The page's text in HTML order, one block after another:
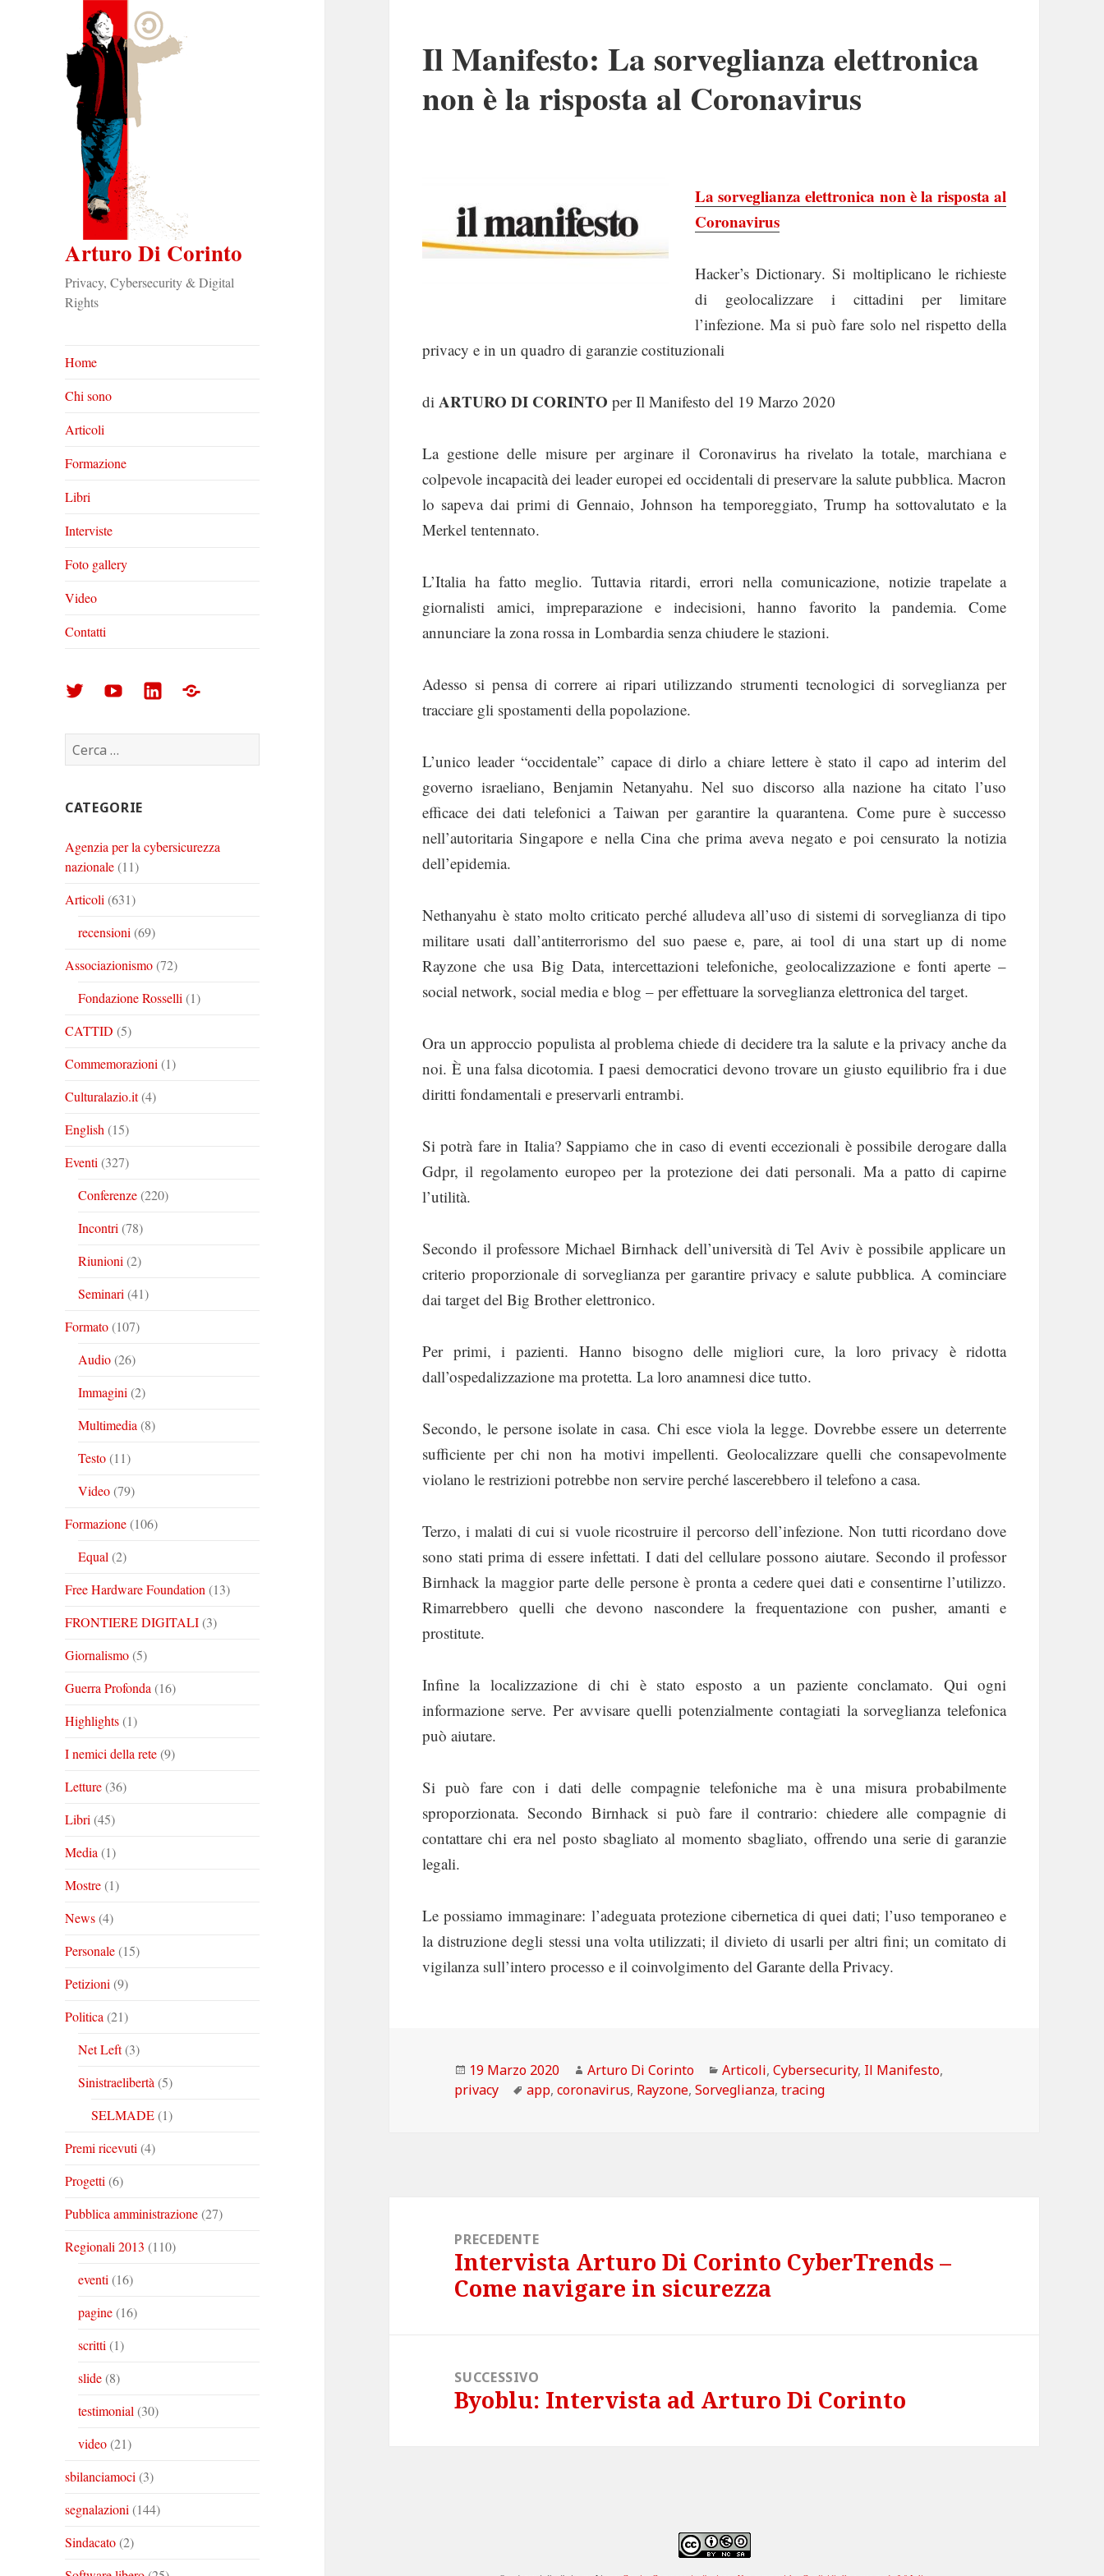
Arturo Di Corinto
Privacy, Cybersecurity & Digital
Rights
Home
Chi sono
Articoli
Formazione
Libri
Interviste
Foto gallery
Video
Contatti
Arturo
Corinto
su
Arturo
Corinto
su
Arturo
su
Foto
Ricerca
per:
CATEGORIE
Agenzia per la cybersicurezza
nazionale(11)
Articoli (631)
recensioni (69)
Associazionismo(72)
Fondazione Rosselli (1)
CATTID (5)
Commemorazioni (1)
Culturalazio.it(4)
English (15)
Eventi (327)
Conferenze(220)
Incontri (78)
Riunioni (2)
Seminari (41)
Formato(107)
Audio(26)
Immagini (2)
Multimedia (8)
Testo(11)
Video(79)
Formazione(106)
Equal (2)
Free Hardware Foundation (13)
FRONTIERE DIGITALI(3)
Giornalismo(5)
Guerra Profonda (16)
Highlights(1)
I nemici della rete(9)
Letture(36)
Libri (45)
Media (1)
Mostre(1)
News(4)
Personale(15)
Petizioni (9)
Politica (21)
Net Left(3)
Sinistraelibertà (5)
SELMADE(1)
Premi ricevuti (4)
Progetti (6)
Pubblica amministrazione(27)
Regionali 2013 (110)
eventi (16)
pagine(16)
scritti (1)
slide(8)
testimonial (30)
video(21)
sbilanciamoci (3)
segnalazioni (144)
Sindacato(2)
Il Manifesto: La sorveglianza elettronica
non è la risposta al Coronavirus
La sorveglianza elettronica non è la risposta al
Coronavirus
Hacker’s Dictionary. Si moltiplicano le richieste
di geolocalizzare i cittadini per limitare
l’infezione. Ma si può fare solo nel rispetto della
privacy e in un quadro di garanzie costituzionali
di ARTURO DI CORINTO per Il Manifesto del 19 Marzo 2020
La gestione delle misure per arginare il Coronavirus ha rivelato la totale, marchiana e
colpevole incapacità dei leader europei ed occidentali di preservare la salute pubblica. Macron
lo sapeva dai primi di Gennaio, Johnson ha temporeggiato, Trump ha sottovalutato e la
Merkel tentennato.
L’Italia ha fatto meglio. Tuttavia ritardi, errori nella comunicazione, notizie trapelate a
giornalisti amici, impreparazione e indecisioni, hanno favorito la pandemia. Come
annunciare la zona rossa in Lombardia senza chiudere le stazioni.
Adesso si pensa di correre ai ripari utilizzando strumenti tecnologici di sorveglianza per
tracciare gli spostamenti della popolazione.
L’unico leader “occidentale” capace di dirlo a chiare lettere è stato il capo ad interim del
governo israeliano, Benjamin Netanyahu. Nel suo discorso alla nazione ha citato l’uso
efficace dei dati telefonici a Taiwan per garantire la quarantena. Come pure è successo
nell’autoritaria Singapore e nella Cina che prima aveva negato e poi censurato la notizia
dell’epidemia.
Nethanyahu è stato molto criticato perché alludeva all’uso di sistemi di sorveglianza di tipo
militare usati dall’antiterrorismo del suo paese e, pare, ai tool di una start up di nome
Rayzone che usa Big Data, intercettazioni telefoniche, geolocalizzazione e fonti aperte –
social network, social media e blog – per effettuare la sorveglianza elettronica del target.
Ora un approccio populista al problema chiede di decidere tra la salute e la privacy anche da
noi. È una falsa dicotomia. I paesi democratici devono trovare un giusto equilibrio fra i due
diritti fondamentali e preservarli entrambi.
Si potrà fare in Italia? Sappiamo che in caso di eventi eccezionali è possibile derogare dalla
Gdpr, il regolamento europeo per la protezione dei dati personali. Ma a patto di capirne
l’utilità.
Secondo il professore Michael Birnhack dell’università di Tel Aviv è possibile applicare un
criterio proporzionale di sorveglianza per garantire privacy e salute pubblica. A cominciare
dai target del Big Brother elettronico.
Per primi, i pazienti. Hanno bisogno delle migliori cure, la loro privacy è ridotta
dall’ospedalizzazione ma protetta. La loro anamnesi dice tutto.
Secondo, le persone isolate in casa. Chi esce viola la legge. Dovrebbe essere un deterrente
sufficiente per chi non ha motivi impellenti. Geolocalizzare quelli che consapevolmente
violano le restrizioni potrebbe non servire perché lascerebbero il telefono a casa.
Terzo, i malati di cui si vuole ricostruire il percorso dell’infezione. Non tutti ricordano dove
sono stati prima di essere infettati. I dati del cellulare possono aiutare. Secondo il professor
Birnhack la maggior parte delle persone è pronta a cedere quei dati e consentirne l’utilizzo.
Rimarrebbero quelli che devono nascondere la frequentazione con pusher, amanti e
prostitute.
Infine la localizzazione di chi è stato esposto a un paziente conclamato. Qui ogni
informazione serve. Per avvisare quelli potenzialmente contagiati la sorveglianza telefonica
può aiutare.
Si può fare con i dati delle compagnie telefoniche ma è una misura probabilmente
sproporzionata. Secondo Birnhack si può fare il contrario: chiedere alle compagnie di
contattare chi era nel posto sbagliato al momento sbagliato, offrendo una serie di garanzie
legali.
Le possiamo immaginare: l’adeguata protezione cibernetica di quei dati; l’uso temporaneo e
la distruzione degli stessi una volta utilizzati; il divieto di usarli per altri fini; un comitato di
vigilanza sull’intero processo e il coinvolgimento del Garante della Privacy.
Scritto
il
19 Marzo 2020 Autore
Arturo Di Corinto Categorie
Articoli,Cybersecurity, Il Manifesto,
privacy
Tag
app,coronavirus, Rayzone,Sorveglianza,tracing
PRECEDENTE
Articolo
precedente:
Intervista Arturo Di Corinto CyberTrends –
Come navigare in sicurezza
SUCCESSIVO
Articolo
Byoblu: Intervista ad Arturo Di Corinto